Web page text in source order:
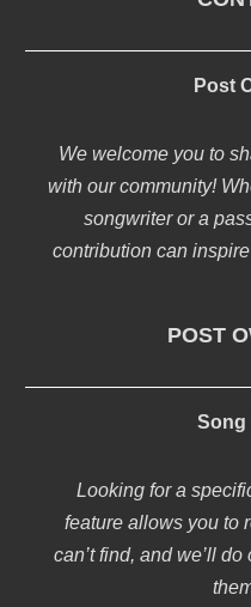
Post
We welcome you to
with our community!
songwriter or a
contribution can
POST
Song
Looking for a
feature allows you to
can’t find, and we’ll